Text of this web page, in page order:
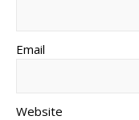
Email
Website